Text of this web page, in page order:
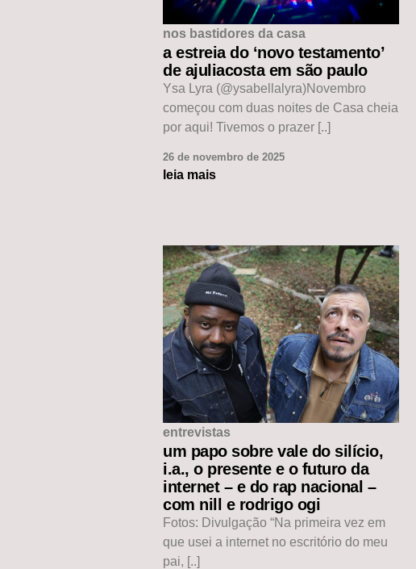
nos bastidores da casa
a estreia do ‘novo testamento’
de ajuliacosta em são paulo
Ysa Lyra (@ysabellalyra)Novembro
começou com duas noites de Casa cheia
por aqui! Tivemos o prazer [..]
26 de novembro de 2025
leia mais
entrevistas
um papo sobre vale do silício,
i.a., o presente e o futuro da
internet – e do rap nacional –
com nill e rodrigo ogi
Fotos: Divulgação “Na primeira vez em
que usei a internet no escritório do meu
pai, [..]